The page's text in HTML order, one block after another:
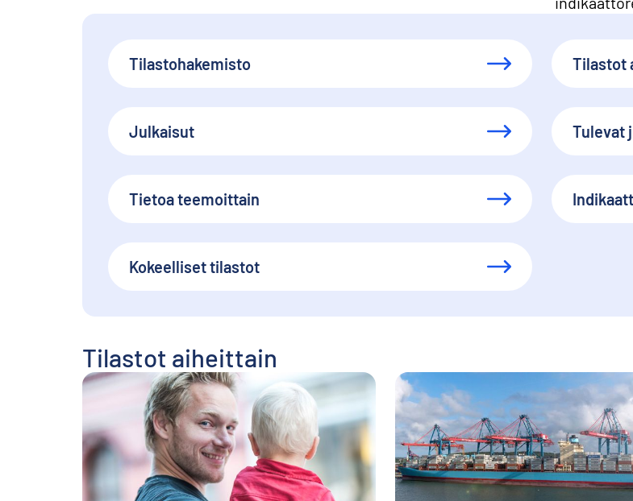
Tilastohakemisto Tilastot
Julkaisut Tulevat
Tietoa teemoittain
Kokeelliset tilastot
Tilastot aiheittain